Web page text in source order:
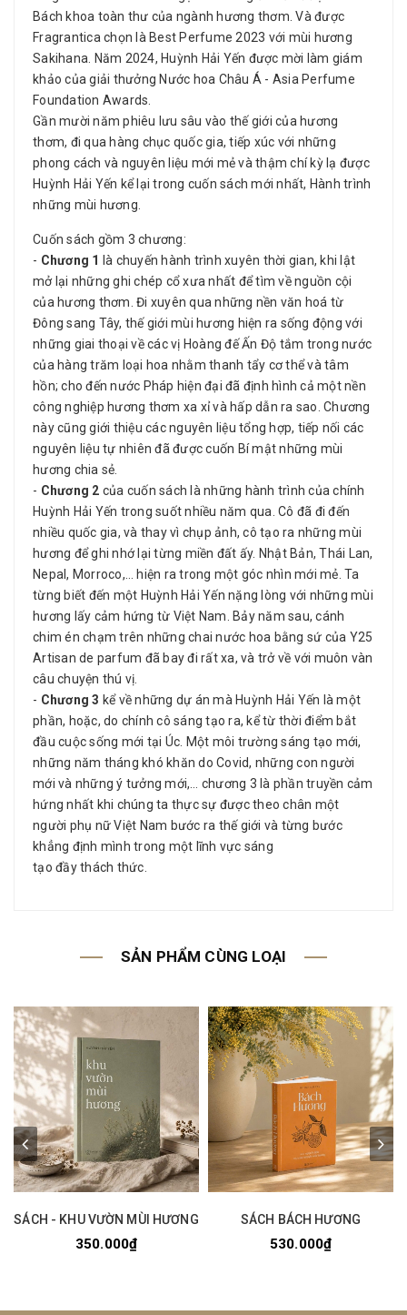
Bách khoa toàn thư của ngành hương thơm. Và được
Fragrantica chọn là Best Perfume 2023 với mùi hương
Sakihana. Năm 2024, Huỳnh Hải Yến được mời làm giám
khảo của giải thưởng Nước hoa Châu Á - Asia Perfume
Foundation Awards.
Gần mười năm phiêu lưu sâu vào thế giới của hương
thơm, đi qua hàng chục quốc gia, tiếp xúc với những
phong cách và nguyên liệu mới mẻ và thậm chí kỳ lạ được
Huỳnh Hải Yến kể lại trong cuốn sách mới nhất, Hành trình
những mùi hương.
Cuốn sách gồm 3 chương:
- Chương 1 là chuyến hành trình xuyên thời gian, khi lật
mở lại những ghi chép cổ xưa nhất để tìm về nguồn cội
của hương thơm. Đi xuyên qua những nền văn hoá từ
Đông sang Tây, thế giới mùi hương hiện ra sống động với
những giai thoại về các vị Hoàng đế Ấn Độ tắm trong nước
của hàng trăm loại hoa nhằm thanh tẩy cơ thể và tâm
hồn; cho đến nước Pháp hiện đại đã định hình cả một nền
công nghiệp hương thơm xa xỉ và hấp dẫn ra sao. Chương
này cũng giới thiệu các nguyên liệu tổng hợp, tiếp nối các
nguyên liệu tự nhiên đã được cuốn Bí mật những mùi
hương chia sẻ.
- Chương 2 của cuốn sách là những hành trình của chính
Huỳnh Hải Yến trong suốt nhiều năm qua. Cô đã đi đến
nhiều quốc gia, và thay vì chụp ảnh, cô tạo ra những mùi
hương để ghi nhớ lại từng miền đất ấy. Nhật Bản, Thái Lan,
Nepal, Morroco,… hiện ra trong một góc nhìn mới mẻ. Ta
từng biết đến một Huỳnh Hải Yến nặng lòng với những mùi
hương lấy cảm hứng từ Việt Nam. Bảy năm sau, cánh
chim én chạm trên những chai nước hoa bằng sứ của Y25
Artisan de parfum đã bay đi rất xa, và trở về với muôn vàn
câu chuyện thú vị.
- Chương 3 kể về những dự án mà Huỳnh Hải Yến là một
phần, hoặc, do chính cô sáng tạo ra, kể từ thời điểm bắt
đầu cuộc sống mới tại Úc. Một môi trường sáng tạo mới,
những năm tháng khó khăn do Covid, những con người
mới và những ý tưởng mới,… chương 3 là phần truyền cảm
hứng nhất khi chúng ta thực sự được theo chân một
người phụ nữ Việt Nam bước ra thế giới và từng bước
khẳng định mình trong một lĩnh vực sáng
tạo đầy thách thức.
SẢN PHẨM CÙNG LOẠI
SÁCH - KHU VƯỜN MÙI HƯƠNG
350.000₫
SÁCH BÁCH HƯƠNG
530.000₫